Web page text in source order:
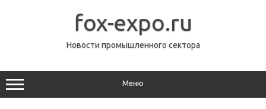
fox-expo.ru
Новости промышленного сектора
Меню